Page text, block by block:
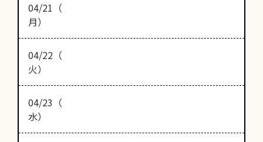
04/21（
月）
04/22（
火）
04/23（
水）